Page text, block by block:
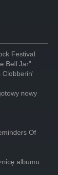
Festival
Bell Jar”
Clobberin'
nowy
Of
albumu